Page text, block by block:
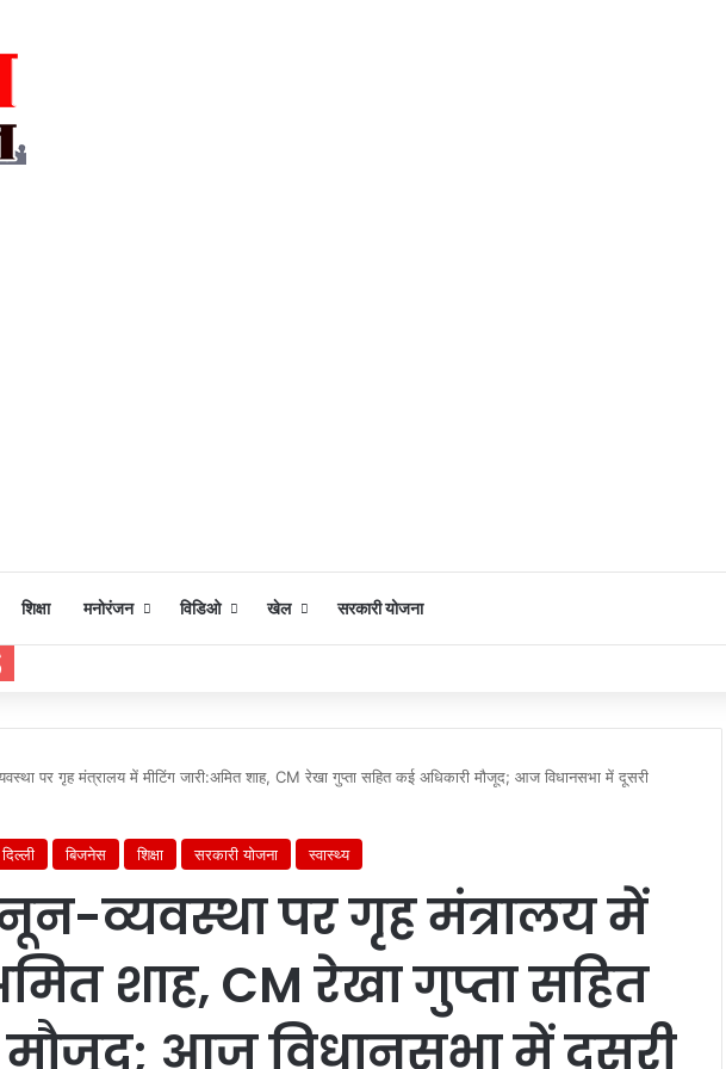
शिक्षा मनोरंजन विडिओ खेल सरकारी योजना
पर गृह मंत्रालय में मीटिंग जारी:अमित शाह, CM रेखा गुप्ता सहित कई अधिकारी मौजूद; आज विधानसभा में दूसरी
दिल्ली बिजनेस शिक्षा सरकारी योजना स्वास्थ्य
व्यवस्था पर गृह मंत्रालय में
शाह, CM रेखा गुप्ता सहित
आज विधानसभा में दूसरी